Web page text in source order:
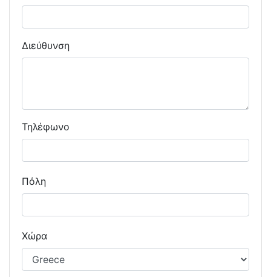
Διεύθυνση
Τηλέφωνο
Πόλη
Χώρα